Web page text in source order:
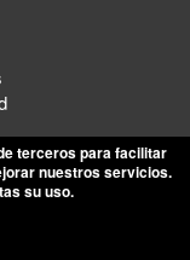
Hoyas
terceros para facilitar
nuestros servicios.
su uso.